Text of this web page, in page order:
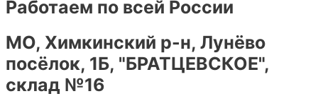
Работаем по всей России
МО, Химкинский р-н, Лунёво
посёлок, 1Б, "БРАТЦЕВСКОЕ",
склад №16